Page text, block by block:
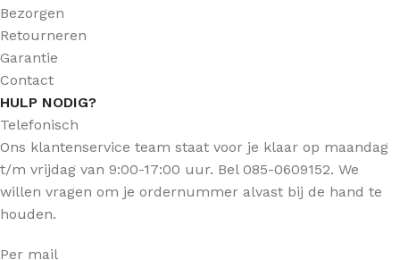
Bezorgen
Retourneren
Garantie
Contact
HULP NODIG?
Telefonisch
Ons klantenservice team staat voor je klaar op maandag
t/m vrijdag van 9:00-17:00 uur. Bel 085-0609152. We
willen vragen om je ordernummer alvast bij de hand te
houden.
Per mail